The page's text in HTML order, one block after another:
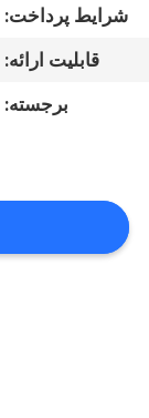
درخواست
شرایط پرداخت:
قابلیت ارائه:
برجسته: